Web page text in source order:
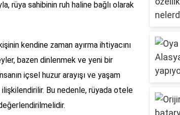
rüya sahibinin ruh haline bağlı olarak
kendine zaman ayırma ihtiyacını
bazen dinlenmek ve yeni bir
içsel huzur arayışı ve yaşam
ilişkilendirilir. Bu nedenle, rüyada otele